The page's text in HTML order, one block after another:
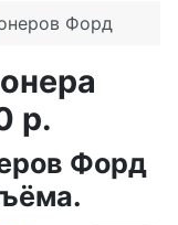
Форд
р.
Форд